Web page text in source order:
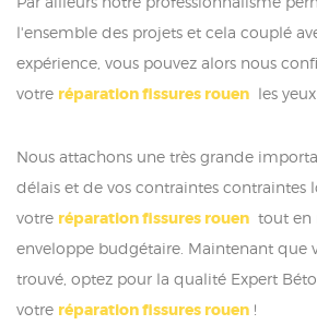
l'ensemble des projets et cela couplé
expérience, vous pouvez alors nous
votre réparation fissures rouen les
Nous attachons une très grande
délais et de vos contraintes contraintes
votre réparation fissures rouen tout en
enveloppe budgétaire. Maintenant que
trouvé, optez pour la qualité Expert
votre réparation fissures rouen !